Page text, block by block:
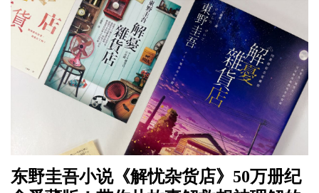
东野圭吾小说《解忧杂货店》50万册纪